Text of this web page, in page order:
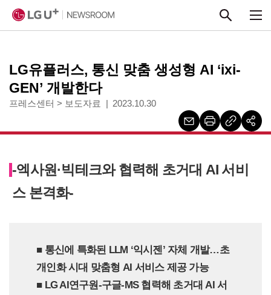
LG유플러스, 통신 맞춤 생성형 AI ‘ixi-
GEN’ 개발한다
프레스센터 > 보도자료 2023.10.30
-엑사원·빅테크와 협력해 초거대 AI 서비
스 본격화-
■ 통신에 특화된 LLM ‘익시젠’ 자체 개발…초
개인화 시대 맞춤형 AI 서비스 제공 가능
■ LG AI연구원-구글-MS 협력해 초거대 AI 서